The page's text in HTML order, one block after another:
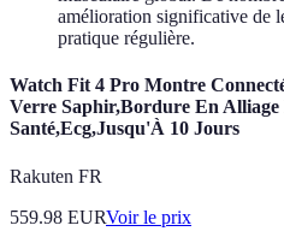
amélioration significative de
pratique régulière.
Watch Fit 4 Pro Montre
Verre Saphir,Bordure En
Santé,Ecg,Jusqu'À 10 Jours
Rakuten FR
559.98 EURVoir le prix